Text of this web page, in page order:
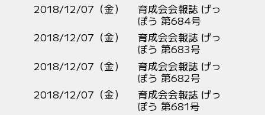
2018/12/07（金）
育成会会報誌 げっ
ぽう 第684号
2018/12/07（金）
育成会会報誌 げっ
ぽう 第683号
2018/12/07（金）
育成会会報誌 げっ
ぽう 第682号
2018/12/07（金）
育成会会報誌 げっ
ぽう 第681号